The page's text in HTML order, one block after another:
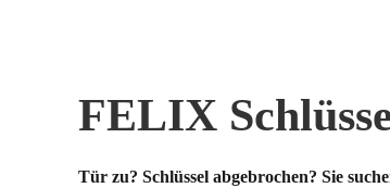
FELIX
Tür zu? Schlüssel abgebrochen? Sie